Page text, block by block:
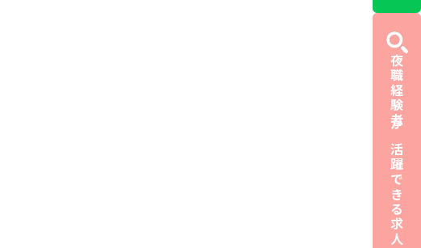
夜職経験者が活躍できる求人